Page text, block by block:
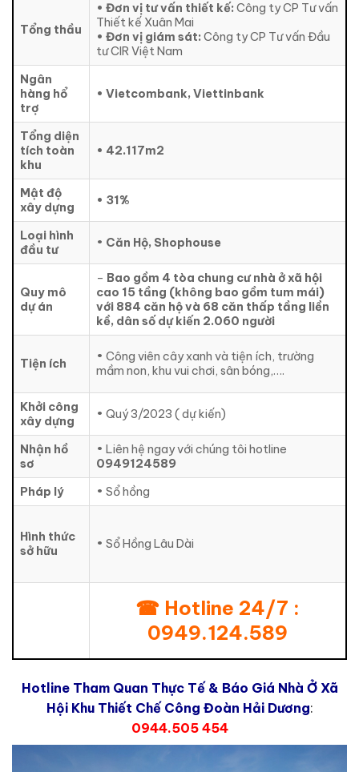
Tổng thầu
• Đơn vị tư vấn thiết kế:Công ty CP Tư vấn
Thiết kế Xuân Mai
• Đơn vị giám sát:Công ty CP Tư vấn Đầu
tư CIR Việt Nam
Ngân
hàng hổ
trợ
• Vietcombank, Viettinbank
Tổng diện
tích toàn
khu
• 42.117m2
Mật độ
xây dựng
• 31%
Loại hình
đầu tư
• Căn Hộ, Shophouse
Quy mô
dự án
– Bao gồm 4 tòa chung cư nhà ở xã hội
cao 15 tầng (không bao gồm tum mái)
với 884 căn hộ và 68 căn thấp tầng liền
kề, dân số dự kiến 2.060 người
Tiện ích
• Công viên cây xanh và tiện ích, trường
mầm non, khu vui chơi, sân bóng,….
Khởi công
xây dựng
• Quý 3/2023 ( dự kiến)
Nhận hồ
sơ
• Liên hệ ngay với chúng tôi hotline
0949124589
Pháp lý
• Sổ hồng
Hình thức
sở hữu
• Sổ Hồng Lâu Dài
☎ Hotline 24/7 :
0949.124.589
Hotline Tham Quan Thực Tế & Báo Giá Nhà Ở Xã
Hội Khu Thiết Chế Công Đoàn Hải Dương:
0944.505 454